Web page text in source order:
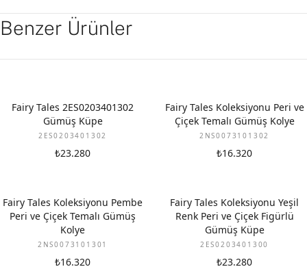
Benzer Ürünler
Fairy Tales 2ES0203401302
Gümüş Küpe
2ES0203401302
₺23.280
Fairy Tales Koleksiyonu Peri ve
Çiçek Temalı Gümüş Kolye
2NS0073101302
₺16.320
Fairy Tales Koleksiyonu Pembe
Peri ve Çiçek Temalı Gümüş
Kolye
2NS0073101301
₺16.320
Fairy Tales Koleksiyonu Yeşil
Renk Peri ve Çiçek Figürlü
Gümüş Küpe
2ES0203401300
₺23.280